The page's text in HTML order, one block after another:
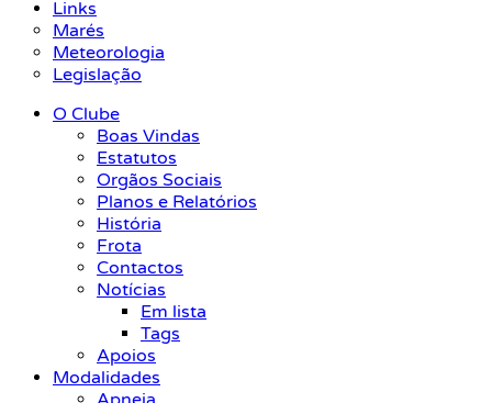
Links
Marés
Meteorologia
Legislação
O Clube
Boas Vindas
Estatutos
Orgãos Sociais
Planos e Relatórios
História
Frota
Contactos
Notícias
Em lista
Tags
Apoios
Modalidades